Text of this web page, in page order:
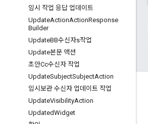
임시 작업 응답 업데이트
UpdateActionActionResponse
Builder
UpdateBB수신자s작업
Update본문 액션
초안Cc수신자 작업
UpdateSubjectSubjectAction
임시보관 수신자 업데이트 작업
UpdateVisibilityAction
UpdatedWidget